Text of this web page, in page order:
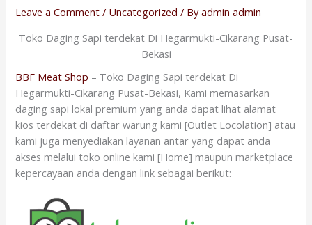
Leave a Comment / Uncategorized / Byadmin admin
Toko Daging Sapi terdekat Di Hegarmukti-Cikarang Pusat-
Bekasi
BBF Meat Shop – Toko Daging Sapi terdekat Di
Hegarmukti-Cikarang Pusat-Bekasi, Kami memasarkan
daging sapi lokal premium yang anda dapat lihat alamat
kios terdekat di daftar warung kami [Outlet Locolation] atau
kami juga menyediakan layanan antar yang dapat anda
akses melalui toko online kami [Home] maupun marketplace
kepercayaan anda dengan link sebagai berikut: